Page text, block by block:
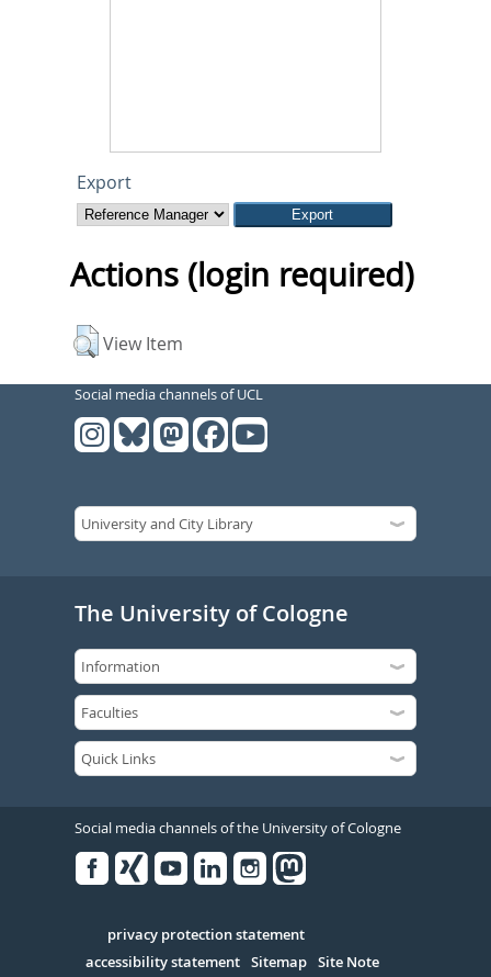
Export
Actions (login required)
View Item
Social media channels of UCL
The University of Cologne
Social media channels of the University of Cologne
Serivce
privacy protection statement
accessibility statement Sitemap Site Note